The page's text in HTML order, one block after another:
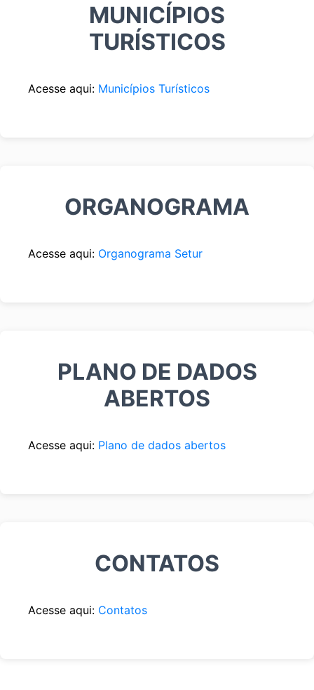
MUNICÍPIOS
TURÍSTICOS
Acesse aqui: Municípios Turísticos
ORGANOGRAMA
Acesse aqui: Organograma Setur
PLANO DE DADOS
ABERTOS
Acesse aqui: Plano de dados abertos
CONTATOS
Acesse aqui: Contatos